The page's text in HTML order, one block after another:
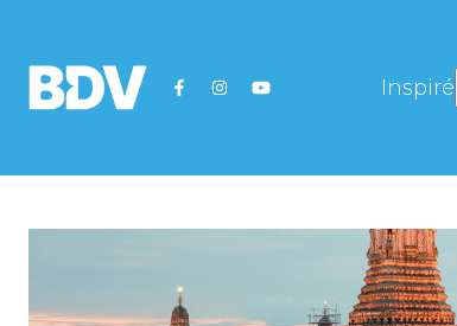
Inspiré